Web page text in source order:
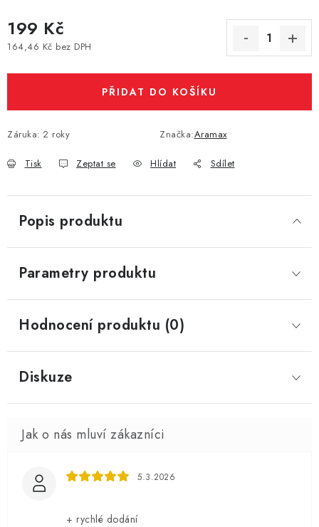
199 Kč
164,46 Kč bez DPH
PŘIDAT DO KOŠÍKU
Záruka: 2 roky Značka:Aramax
Tisk Zeptat se Hlídat Sdílet
Popis produktu
Parametry produktu
Hodnocení produktu (0)
Diskuze
5.3.2026
+ rychlé dodání